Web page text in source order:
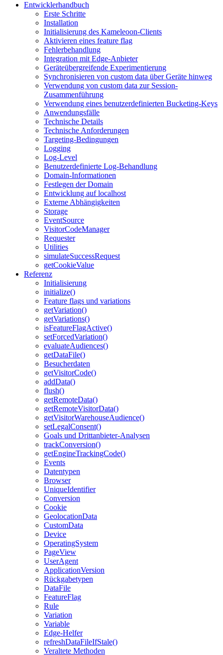
Entwicklerhandbuch
Erste Schritte
Installation
Initialisierung des Kameleoon-Clients
Aktivieren eines feature flag
Fehlerbehandlung
Integration mit Edge-Anbieter
Geräteübergreifende Experimentierung
Synchronisieren von custom data über Geräte hinweg
Verwendung von custom data zur Session-
Zusammenführung
Verwendung eines benutzerdefinierten Bucketing-Keys
Anwendungsfälle
Technische Details
Technische Anforderungen
Targeting-Bedingungen
Logging
Log-Level
Benutzerdefinierte Log-Behandlung
Domain-Informationen
Festlegen der Domain
Entwicklung auf localhost
Externe Abhängigkeiten
Storage
EventSource
VisitorCodeManager
Requester
Utilities
simulateSuccessRequest
getCookieValue
Referenz
Initialisierung
initialize()
Feature flags und variations
getVariation()
getVariations()
isFeatureFlagActive()
setForcedVariation()
evaluateAudiences()
getDataFile()
Besucherdaten
getVisitorCode()
addData()
flush()
getRemoteData()
getRemoteVisitorData()
getVisitorWarehouseAudience()
setLegalConsent()
Goals und Drittanbieter-Analysen
trackConversion()
getEngineTrackingCode()
Events
Datentypen
Browser
UniqueIdentifier
Conversion
Cookie
GeolocationData
CustomData
Device
OperatingSystem
PageView
UserAgent
ApplicationVersion
Rückgabetypen
DataFile
FeatureFlag
Rule
Variation
Variable
Edge-Helfer
refreshDataFileIfStale()
Veraltete Methoden